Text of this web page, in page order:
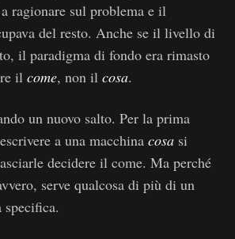
ragionare sul problema e il
del resto. Anche se il livello di
il paradigma di fondo era rimasto
il come, non il cosa.
un nuovo salto. Per la prima
a una macchina cosa si
decidere il come. Ma perché
serve qualcosa di più di un
specifica.